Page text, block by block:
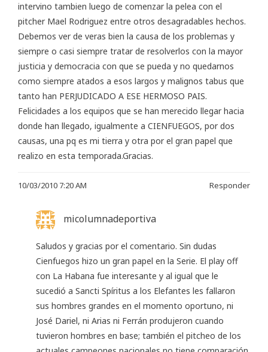
intervino tambien luego de comenzar la pelea con el
pitcher Mael Rodriguez entre otros desagradables hechos.
Debemos ver de veras bien la causa de los problemas y
siempre o casi siempre tratar de resolverlos con la mayor
justicia y democracia con que se pueda y no quedarnos
como siempre atados a esos largos y malignos tabus que
tanto han PERJUDICADO A ESE HERMOSO PAIS.
Felicidades a los equipos que se han merecido llegar hacia
donde han llegado, igualmente a CIENFUEGOS, por dos
causas, una pq es mi tierra y otra por el gran papel que
realizo en esta temporada.Gracias.
10/03/2010 7:20 AM Responder
micolumnadeportiva
Saludos y gracias por el comentario. Sin dudas
Cienfuegos hizo un gran papel en la Serie. El play off
con La Habana fue interesante y al igual que le
sucedió a Sancti Spíritus a los Elefantes les fallaron
sus hombres grandes en el momento oportuno, ni
José Dariel, ni Arias ni Ferrán produjeron cuando
tuvieron hombres en base; también el pitcheo de los